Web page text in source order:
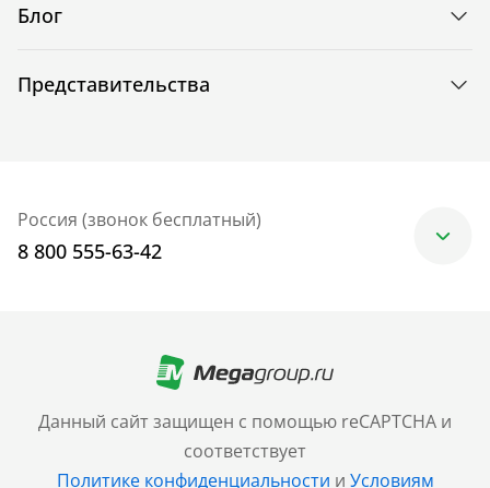
Данный сайт защищен с помощью reCAPTCHA и
соответствует
Политике конфиденциальности и Условиям
Блог
Представительства
Россия (звонок бесплатный)
8 800 555-63-42
+7 (499) 705-30-10
Санкт-Петербург
+7 (812) 600-77-33